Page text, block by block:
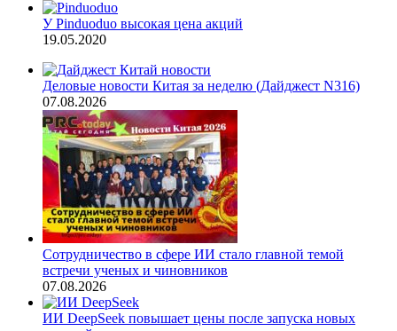
У Pinduoduo высокая цена акций
19.05.2020
Деловые новости Китая за неделю (Дайджест N316)
07.08.2026
Сотрудничество в сфере ИИ стало главной темой
встречи ученых и чиновников
07.08.2026
ИИ DeepSeek повышает цены после запуска новых